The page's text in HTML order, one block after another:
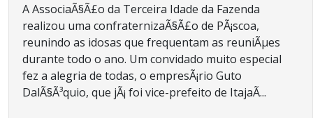
A AssociaÃ§Ã£o da Terceira Idade da Fazenda
realizou uma confraternizaÃ§Ã£o de PÃ¡scoa,
reunindo as idosas que frequentam as reuniÃµes
durante todo o ano. Um convidado muito especial
fez a alegria de todas, o empresÃ¡rio Guto
DalÃ§Ã³quio, que jÃ¡ foi vice-prefeito de ItajaÃ­...